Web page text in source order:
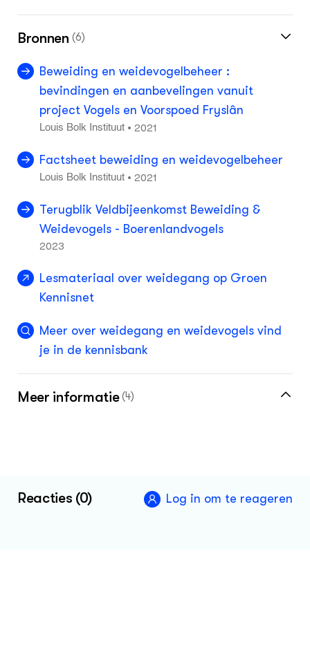
Bronnen (6)
Beweiding en weidevogelbeheer :
bevindingen en aanbevelingen vanuit
project Vogels en Voorspoed Fryslân
Louis Bolk Instituut• 2021
Factsheet beweiding en weidevogelbeheer
Louis Bolk Instituut• 2021
Terugblik Veldbijeenkomst Beweiding &
Weidevogels - Boerenlandvogels
2023
Lesmateriaal over weidegang op Groen
Kennisnet
Meer over weidegang en weidevogels vind
je in de kennisbank
Meer informatie (4)
Reacties (0) Log in om te reageren